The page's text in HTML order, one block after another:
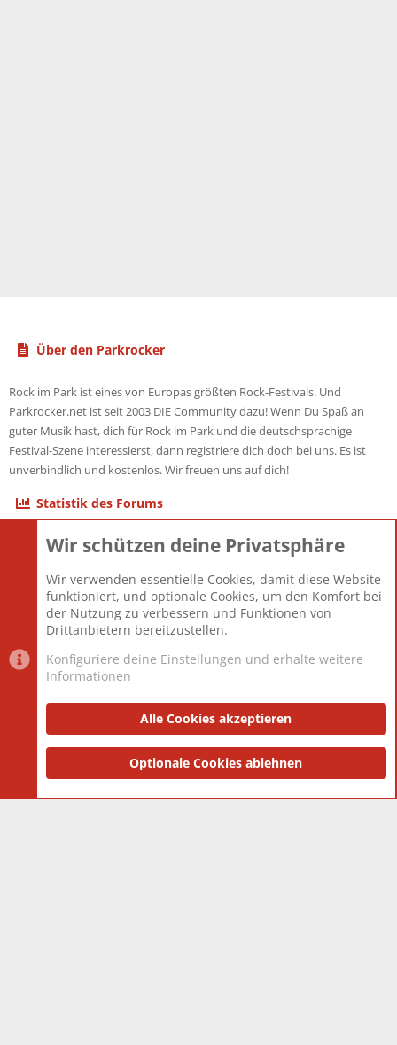
Über den Parkrocker
Rock im Park ist eines von Europas größten Rock-Festivals. Und
Parkrocker.net ist seit 2003 DIE Community dazu! Wenn Du Spaß an
guter Musik hast, dich für Rock im Park und die deutschsprachige
Festival-Szene interessierst, dann registriere dich doch bei uns. Es ist
unverbindlich und kostenlos. Wir freuen uns auf dich!
Statistik des Forums
Themen
Mitglieder
12.425
Neuestes Mitglied
Toddster85
Datenschutzerklärung Impressum
Community platform by XenForo® © 2010-2025 XenForo Ltd.
and add-ons by ThemeHouse
Wir schützen deine Privatsphäre
Wir verwenden essentielle Cookies, damit diese Website
funktioniert, und optionale Cookies, um den Komfort bei
der Nutzung zu verbessern und Funktionen von
Drittanbietern bereitzustellen.
Konfiguriere deine Einstellungen und erhalte weitere
Informationen
Alle Cookies akzeptieren
Optionale Cookies ablehnen